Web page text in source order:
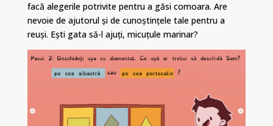
facă alegerile potrivite pentru a găsi comoara. Are
nevoie de ajutorul și de cunoștințele tale pentru a
reuși. Ești gata să-l ajuți, micuțule marinar?